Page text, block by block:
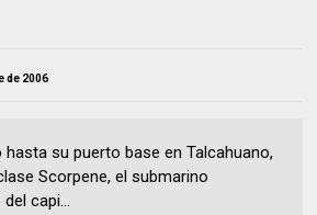
de 2006
hasta su puerto base en Talcahuano,
Scorpene, el submarino
capi...